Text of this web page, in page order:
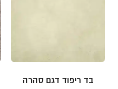
בד ריפוד דגם סהרה